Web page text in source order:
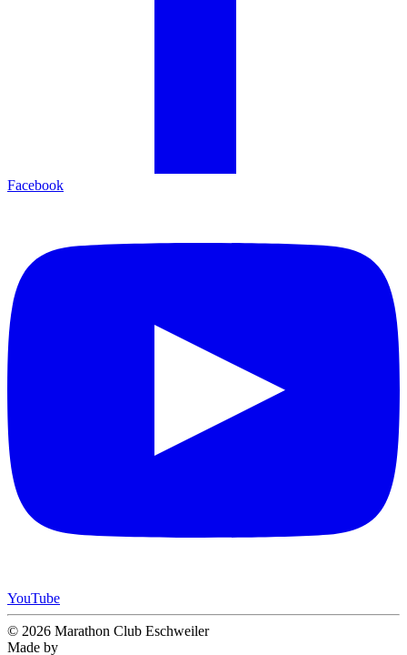
Facebook
YouTube
© 2026 Marathon Club Eschweiler
Made by